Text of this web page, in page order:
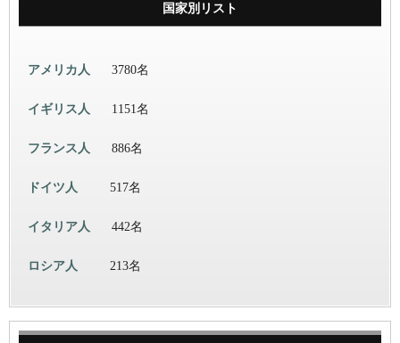
国家別リスト
アメリカ人 3780名
イギリス人 1151名
フランス人 886名
ドイツ人 517名
イタリア人 442名
ロシア人 213名